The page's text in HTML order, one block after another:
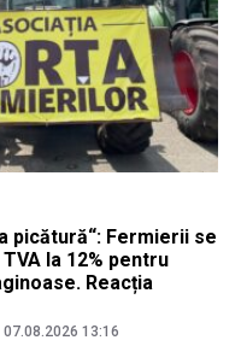
picătură“: Fermierii se
la 12% pentru
Reacția
07.08.2026 13:16